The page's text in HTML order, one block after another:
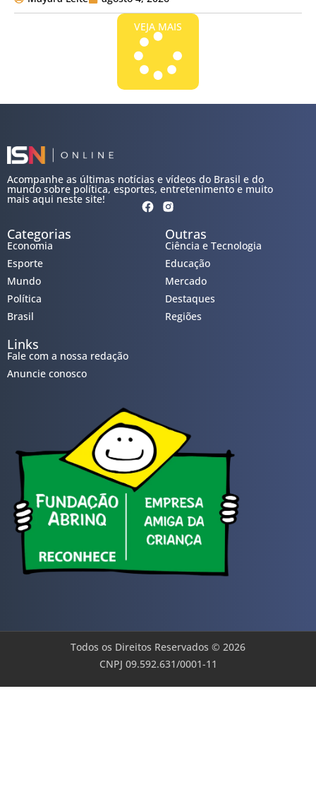
VEJA MAIS
Acompanhe as últimas notícias e vídeos do Brasil e do
mundo sobre política, esportes, entretenimento e muito
mais aqui neste site!
Categorias
Economia
Esporte
Mundo
Política
Brasil
Outras
Ciência e Tecnologia
Educação
Mercado
Destaques
Regiões
Links
Fale com a nossa redação
Anuncie conosco
Todos os Direitos Reservados © 2026
CNPJ 09.592.631/0001-11